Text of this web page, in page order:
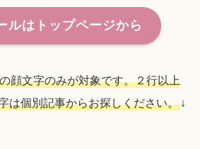
ルはトップページから
顔文字のみが対象です。２行以上
は個別記事からお探しください。↓